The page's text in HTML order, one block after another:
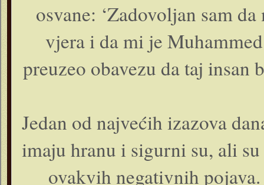
osvane: ‘Zadovoljan sam
vjera i da mi je
preuzeo obavezu da taj insan
Jedan od najvećih izazova
imaju hranu i sigurni su, ali
ovakvih negativnih